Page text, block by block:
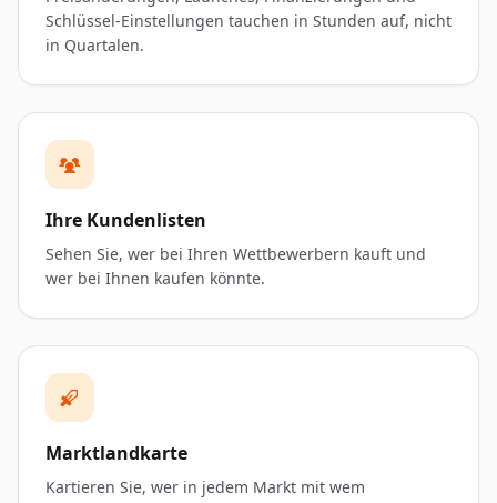
Schlüssel-Einstellungen tauchen in Stunden auf, nicht
in Quartalen.
Ihre Kundenlisten
Sehen Sie, wer bei Ihren Wettbewerbern kauft und
wer bei Ihnen kaufen könnte.
Marktlandkarte
Kartieren Sie, wer in jedem Markt mit wem